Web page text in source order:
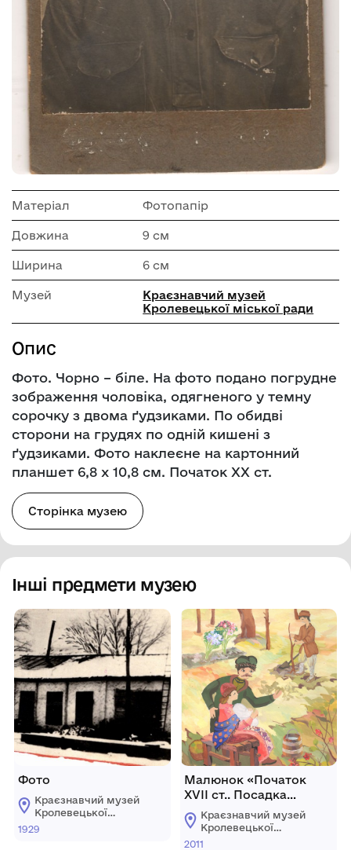
Матеріал Фотопапір
Довжина 9 см
Ширина 6 см
Музей
Краєзнавчий музей
Кролевецької міської ради
Опис
Фото. Чорно – біле. На фото подано погрудне
зображення чоловіка, одягненого у темну
сорочку з двома ґудзиками. По обидві
сторони на грудях по одній кишені з
ґудзиками. Фото наклеєне на картонний
планшет 6,8 х 10,8 см. Початок ХХ ст.
Сторінка музею
Інші предмети музею
Фото
Краєзнавчий музей
Кролевецької
міської ради
1929
Малюнок «Початок
ХVІІ ст.. Посадка
дерева чудо-яблуні у
садибі Міщерських»
Краєзнавчий музей
Кролевецької
міської ради
2011